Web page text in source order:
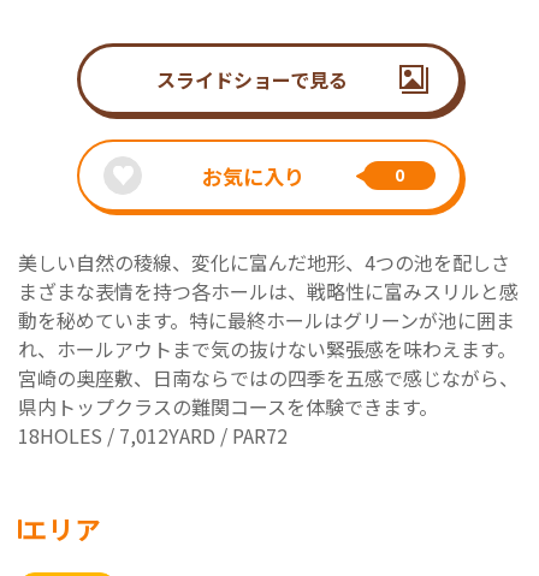
スライドショーで見る
お気に入り 0
美しい自然の稜線、変化に富んだ地形、4つの池を配しさ
まざまな表情を持つ各ホールは、戦略性に富みスリルと感
動を秘めています。特に最終ホールはグリーンが池に囲ま
れ、ホールアウトまで気の抜けない緊張感を味わえます。
宮崎の奥座敷、日南ならではの四季を五感で感じながら、
県内トップクラスの難関コースを体験できます。
18HOLES / 7,012YARD / PAR72
エリア